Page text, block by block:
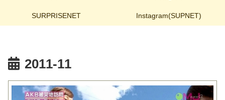
SURPRISENET Instagram(SUPNET)
2011-11